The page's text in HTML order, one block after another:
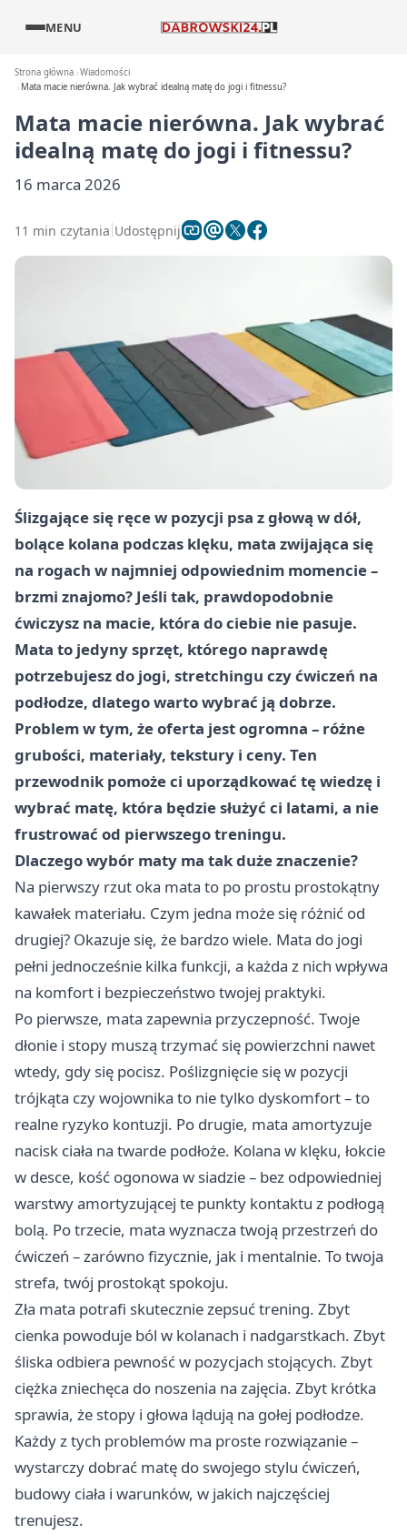
MENU
Strona główna Wiadomości
Mata macie nierówna. Jak wybrać idealną matę do jogi i fitnessu?
Mata macie nierówna. Jak wybrać
idealną matę do jogi i fitnessu?
16 marca 2026
11 min czytania Udostępnij
Ślizgające się ręce w pozycji psa z głową w dół,
bolące kolana podczas klęku, mata zwijająca się
na rogach w najmniej odpowiednim momencie –
brzmi znajomo? Jeśli tak, prawdopodobnie
ćwiczysz na macie, która do ciebie nie pasuje.
Mata to jedyny sprzęt, którego naprawdę
potrzebujesz do jogi, stretchingu czy ćwiczeń na
podłodze, dlatego warto wybrać ją dobrze.
Problem w tym, że oferta jest ogromna – różne
grubości, materiały, tekstury i ceny. Ten
przewodnik pomoże ci uporządkować tę wiedzę i
wybrać matę, która będzie służyć ci latami, a nie
frustrować od pierwszego treningu.
Dlaczego wybór maty ma tak duże znaczenie?
Na pierwszy rzut oka mata to po prostu prostokątny
kawałek materiału. Czym jedna może się różnić od
drugiej? Okazuje się, że bardzo wiele. Mata do jogi
pełni jednocześnie kilka funkcji, a każda z nich wpływa
na komfort i bezpieczeństwo twojej praktyki.
Po pierwsze, mata zapewnia przyczepność. Twoje
dłonie i stopy muszą trzymać się powierzchni nawet
wtedy, gdy się pocisz. Poślizgnięcie się w pozycji
trójkąta czy wojownika to nie tylko dyskomfort – to
realne ryzyko kontuzji. Po drugie, mata amortyzuje
nacisk ciała na twarde podłoże. Kolana w klęku, łokcie
w desce, kość ogonowa w siadzie – bez odpowiedniej
warstwy amortyzującej te punkty kontaktu z podłogą
bolą. Po trzecie, mata wyznacza twoją przestrzeń do
ćwiczeń – zarówno fizycznie, jak i mentalnie. To twoja
strefa, twój prostokąt spokoju.
Zła mata potrafi skutecznie zepsuć trening. Zbyt
cienka powoduje ból w kolanach i nadgarstkach. Zbyt
śliska odbiera pewność w pozycjach stojących. Zbyt
ciężka zniechęca do noszenia na zajęcia. Zbyt krótka
sprawia, że stopy i głowa lądują na gołej podłodze.
Każdy z tych problemów ma proste rozwiązanie –
wystarczy dobrać matę do swojego stylu ćwiczeń,
budowy ciała i warunków, w jakich najczęściej
trenujesz.